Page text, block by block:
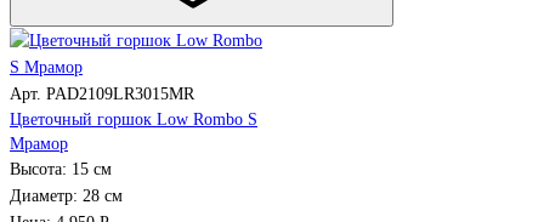
Арт. PAD2109LR3015MR
Цветочный горшок Low Rombo S
Мрамор
Высота: 15 см
Диаметр: 28 см